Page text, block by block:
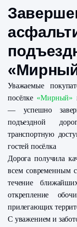
Уважаемые
посёлке «Мирный»
— успешно
подъездной
транспортную
гостей посёлка
Дорога получила
всем современным
течение
открепление
прилегающих
С уважением и